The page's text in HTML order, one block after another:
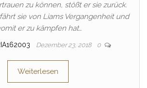
zu können, stößt er sie zurück.
sie von Liams Vergangenheit und
er zu kämpfen hat…
Dezember 23, 2018 0
Weiterlesen